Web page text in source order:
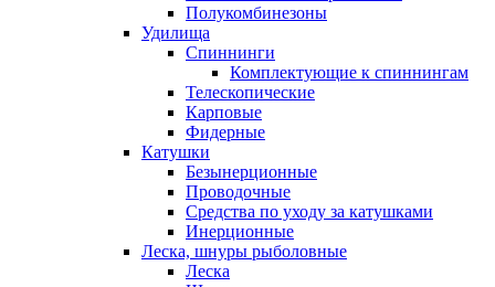
Полукомбинезоны
Удилища
Спиннинги
Комплектующие к спиннингам
Телескопические
Карповые
Фидерные
Катушки
Безынерционные
Проводочные
Средства по уходу за катушками
Инерционные
Леска, шнуры рыболовные
Леска